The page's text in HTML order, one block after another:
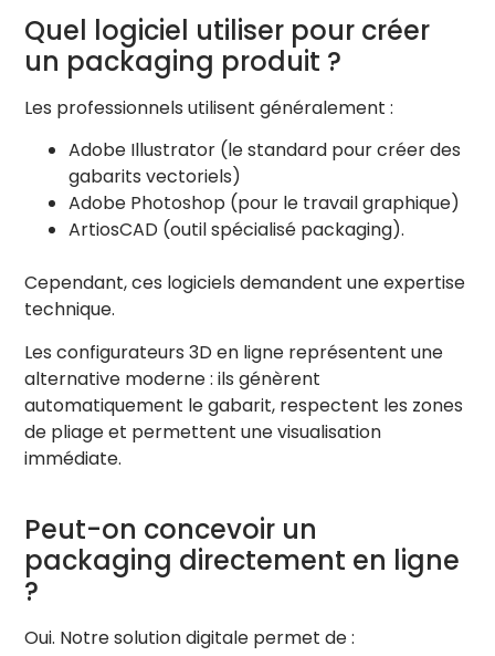
Design Principal
Vide
Ajouter
Dorure (Foil)
Vide
+
Couleur Métal :
+ Ajouter une autre dorure
Vide
Vernis Sélectif
Vernis: Brillant
Embossage
Vide
+
LUMIÈRES DU STUDIO
Quel logiciel utiliser pour créer
un packaging produit ?
Les professionnels utilisent généralement :
Adobe Illustrator (le standard pour créer des
gabarits vectoriels)
Adobe Photoshop (pour le travail graphique)
ArtiosCAD (outil spécialisé packaging).
Cependant, ces logiciels demandent une expertise
technique.
Les configurateurs 3D en ligne représentent une
alternative moderne : ils génèrent
automatiquement le gabarit, respectent les zones
de pliage et permettent une visualisation
immédiate.
Peut-on concevoir un
packaging directement en ligne
?
Oui. Notre solution digitale permet de :